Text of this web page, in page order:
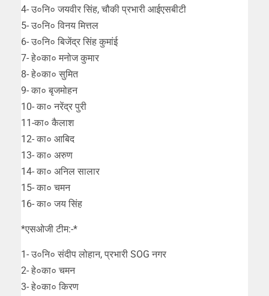
4- उ०नि० जयवीर सिंह, चौकी प्रभारी आईएसबीटी
5- उ०नि० विनय मित्तल
6- उ०नि० बिजेंद्र सिंह कुमांई
7- हे०का० मनोज कुमार
8- हे०का० सुमित
9- का० बृजमोहन
10- का० नरेंद्र पुरी
11-का० कैलाश
12- का० आबिद
13- का० अरुण
14- का० अनिल सालार
15- का० चमन
16- का० जय सिंह
*एसओजी टीम:-*
1- उ०नि० संदीप लोहान, प्रभारी SOG नगर
2- हे०का० चमन
3- हे०का० किरण